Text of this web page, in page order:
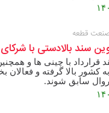
صنعت قطعه
سند بالادستی با
قرارداد با چینی ها و
کشور بالا گرفته و
روال سابق شوند.